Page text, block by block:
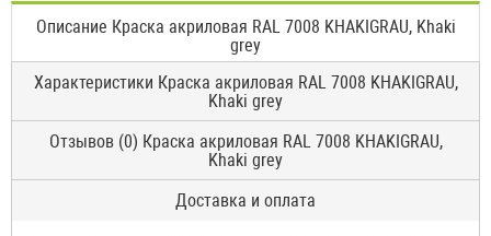
Описание Краска акриловая RAL 7008 KHAKIGRAU, Khaki
grey
Характеристики Краска акриловая RAL 7008 KHAKIGRAU,
Khaki grey
Отзывов (0) Краска акриловая RAL 7008 KHAKIGRAU,
Khaki grey
Доставка и оплата